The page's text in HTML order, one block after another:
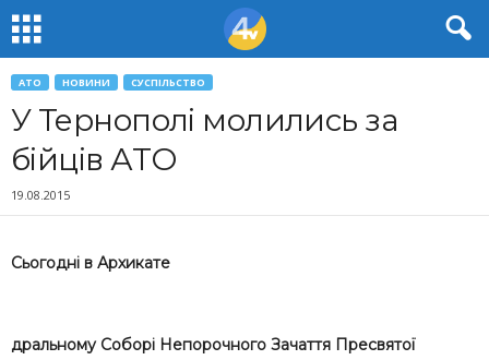
АТО НОВИНИ СУСПІЛЬСТВО
У Тернополі молились за
бійців АТО
19.08.2015
Сьогодні в Архикате
дральному Соборі Непорочного Зачаття Пресвятої